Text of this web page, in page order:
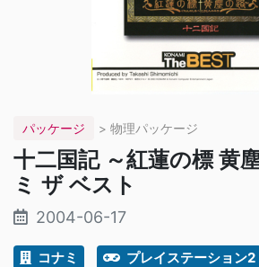
パッケージ > 物理パッケージ
十二国記 ～紅蓮の標 黄
ミ ザ ベスト
2004-06-17
コナミ プレイステーション2